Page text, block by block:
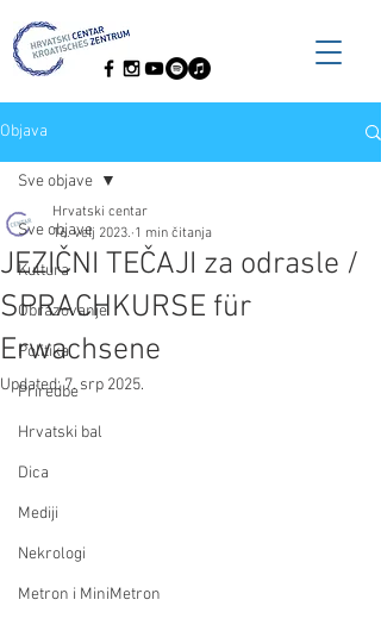
Objava
Sve objave
Kultura
Obrazovanje
Politika
Priredbe
Hrvatski bal
Dica
Mediji
Nekrologi
Metron i MiniMetron
Sve objave
JEZIČNI TEČAJI za odrasle /
SPRACHKURSE für
Erwachsene
Hrvatski centar
16. velj 2023. 1 min čitanja
Updated:7. srp 2025.